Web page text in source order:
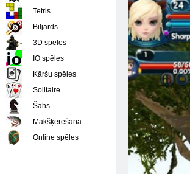
Tetris
Biljards
3D spēles
IO spēles
Kāršu spēles
Solitaire
Šahs
Makšķerēšana
Online spēles